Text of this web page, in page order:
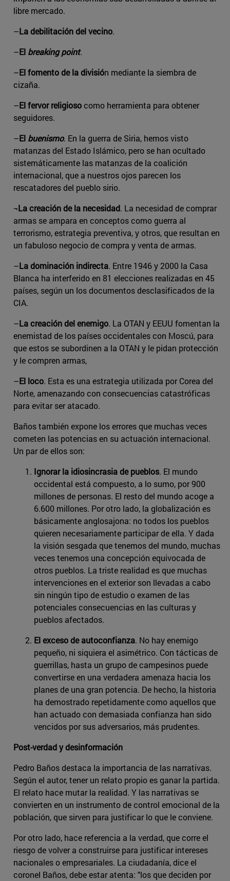
libre mercado.
–La debilitación del vecino.
–El breaking point.
–El fomento de la división mediante la siembra de
cizaña.
–El fervor religiosocomo herramienta para obtener
seguidores.
–El buenismo. En la guerra de Siria, hemos visto
matanzas del Estado Islámico, pero se han ocultado
sistemáticamente las matanzas de la coalición
internacional, que a nuestros ojos parecen los
rescatadores del pueblo sirio.
¬La creación de la necesidad. La necesidad de comprar
armas se ampara en conceptos como guerra al
terrorismo, estrategia preventiva, y otros, que resultan en
un fabuloso negocio de compra y venta de armas.
–La dominación indirecta. Entre 1946 y 2000 la Casa
Blanca ha interferido en 81 elecciones realizadas en 45
países, según un los documentos desclasificados de la
CIA.
–La creación del enemigo. La OTAN y EEUU fomentan la
enemistad de los países occidentales con Moscú, para
que estos se subordinen a la OTAN y le pidan protección
y le compren armas,
–El loco. Esta es una estrategia utilizada por Corea del
Norte, amenazando con consecuencias catastróficas
para evitar ser atacado.
Baños también expone los errores que muchas veces
cometen las potencias en su actuación internacional.
Un par de ellos son:
Ignorar la idiosincrasia de pueblos. El mundo
occidental está compuesto, a lo sumo, por 900
millones de personas. El resto del mundo acoge a
6.600 millones. Por otro lado, la globalización es
básicamente anglosajona: no todos los pueblos
quieren necesariamente participar de ella. Y dada
la visión sesgada que tenemos del mundo, muchas
veces tenemos una concepción equivocada de
otros pueblos. La triste realidad es que muchas
intervenciones en el exterior son llevadas a cabo
sin ningún tipo de estudio o examen de las
potenciales consecuencias en las culturas y
pueblos afectados.
El exceso de autoconfianza. No hay enemigo
pequeño, ni siquiera el asimétrico. Con tácticas de
guerrillas, hasta un grupo de campesinos puede
convertirse en una verdadera amenaza hacia los
planes de una gran potencia. De hecho, la historia
ha demostrado repetidamente como aquellos que
han actuado con demasiada confianza han sido
vencidos por sus adversarios, más prudentes.
Post-verdad y desinformación
Pedro Baños destaca la importancia de las narrativas.
Según el autor, tener un relato propio es ganar la partida.
El relato hace mutar la realidad. Y las narrativas se
convierten en un instrumento de control emocional de la
población, que sirven para justificar lo que le conviene.
Por otro lado, hace referencia a la verdad, que corre el
riesgo de volver a construirse para justificar intereses
nacionales o empresariales. La ciudadanía, dice el
coronel Baños, debe estar atenta: "los que deciden por